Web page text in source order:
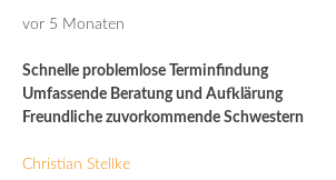
vor 5 Monaten
Schnelle problemlose Terminfindung
Umfassende Beratung und Aufklärung
Freundliche zuvorkommende Schwestern
Christian Stellke